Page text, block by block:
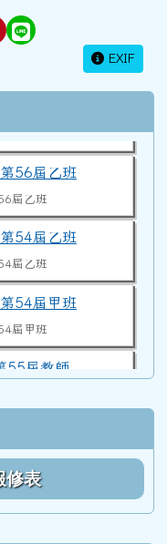
EXIF
屆甲班
屆教師
屆教師
屆乙班
修表